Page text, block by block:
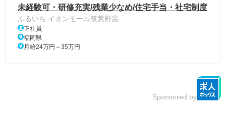
未経験可・研修充実/残業少なめ/住宅手当・社宅制度
ふるいち イオンモール筑紫野店
正社員
福岡県
月給24万円～35万円
Sponsored by